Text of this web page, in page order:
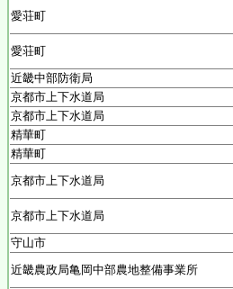
愛荘町
愛荘町
近畿中部防衛局
京都市上下水道局
京都市上下水道局
精華町
精華町
京都市上下水道局
京都市上下水道局
守山市
近畿農政局亀岡中部農地整備事業所